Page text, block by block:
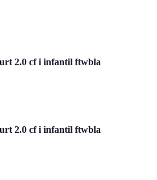
2.0 cf i infantil ftwbla
2.0 cf i infantil ftwbla